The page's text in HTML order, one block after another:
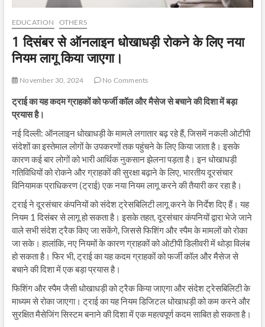
EDUCATION OTHERS
1 दिसंबर से ऑनलाइन धोखाधड़ी रोकने के लिए नया
नियम लागू किया जाएगा।
November 30, 2024 No Comments
ट्राई का यह कदम ग्राहकों को फर्जी कॉल और मैसेज से बचाने की दिशा में बड़ा
प्रयास है।
नई दिल्ली: ऑनलाइन धोखाधड़ी के मामले लगातार बढ़ रहे हैं, जिसमें नकली ओटीपी
संदेशों का इस्तेमाल लोगों के उपकरणों तक पहुंचने के लिए किया जाता है। इसके
कारण कई बार लोगों को भारी आर्थिक नुकसान झेलना पड़ता है। इन धोखाधड़ी
गतिविधियों को रोकने और ग्राहकों की सुरक्षा बढ़ाने के लिए, भारतीय दूरसंचार
विनियामक प्राधिकरण (ट्राई) एक नया नियम लागू करने की तैयारी कर रहा है।
ट्राई ने दूरसंचार कंपनियों को संदेश ट्रेसबिलिटी लागू करने के निर्देश दिए हैं। यह
नियम 1 दिसंबर से लागू हो सकता है। इसके तहत, दूरसंचार कंपनियों द्वारा भेजे जाने
वाले सभी संदेश ट्रैक किए जा सकेंगे, जिससे फिशिंग और स्पैम के मामलों को रोका
जा सके। हालांकि, नए नियमों के कारण ग्राहकों को ओटीपी डिलीवरी में थोड़ा विलंब
हो सकता है। फिर भी, ट्राई का यह कदम ग्राहकों को फर्जी कॉल और मैसेज से
बचाने की दिशा में एक बड़ा प्रयास है।
फिशिंग और स्पैम जैसी धोखाधड़ी को ट्रैक किया जाएगा और संदेश ट्रेसबिलिटी के
माध्यम से रोका जाएगा। ट्राई का यह नियम डिजिटल धोखाधड़ी को कम करने और
सुरक्षित मैसेजिंग सिस्टम बनाने की दिशा में एक महत्वपूर्ण कदम साबित हो सकता है।